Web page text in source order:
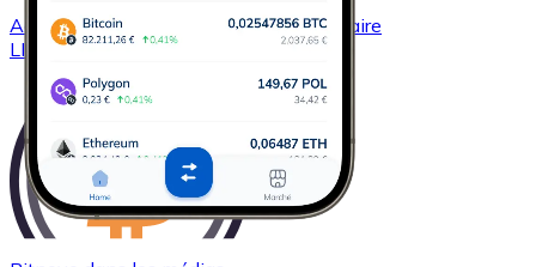
AcheterChainlink
avec virement bancaire
LINK